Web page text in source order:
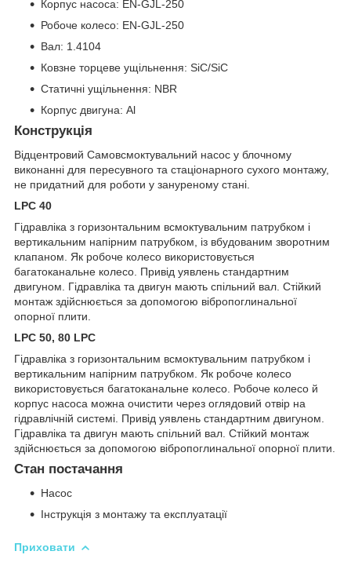
Корпус насоса: EN-GJL-250
Робоче колесо: EN-GJL-250
Вал: 1.4104
Ковзне торцеве ущільнення: SiC/SiC
Статичні ущільнення: NBR
Корпус двигуна: Al
Конструкція
Відцентровий Самовсмоктувальний насос у блочному
виконанні для пересувного та стаціонарного сухого монтажу,
не придатний для роботи у зануреному стані.
LPC 40
Гідравліка з горизонтальним всмоктувальним патрубком і
вертикальним напірним патрубком, із вбудованим зворотним
клапаном. Як робоче колесо використовується
багатоканальне колесо. Привід уявлень стандартним
двигуном. Гідравліка та двигун мають спільний вал. Стійкий
монтаж здійснюється за допомогою вібропоглинальної
опорної плити.
LPC 50, 80 LPC
Гідравліка з горизонтальним всмоктувальним патрубком і
вертикальним напірним патрубком. Як робоче колесо
використовується багатоканальне колесо. Робоче колесо й
корпус насоса можна очистити через оглядовий отвір на
гідравлічній системі. Привід уявлень стандартним двигуном.
Гідравліка та двигун мають спільний вал. Стійкий монтаж
здійснюється за допомогою вібропоглинальної опорної плити.
Стан постачання
Насос
Інструкція з монтажу та експлуатації
Приховати